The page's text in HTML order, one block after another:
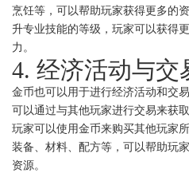
烹饪等，可以帮助玩家获得更多的
升专业技能的等级，玩家可以获得
力。
4. 经济活动与交
金币也可以用于进行经济活动和交
可以通过与其他玩家进行交易来获
玩家可以使用金币来购买其他玩家
装备、材料、配方等，可以帮助玩
资源。